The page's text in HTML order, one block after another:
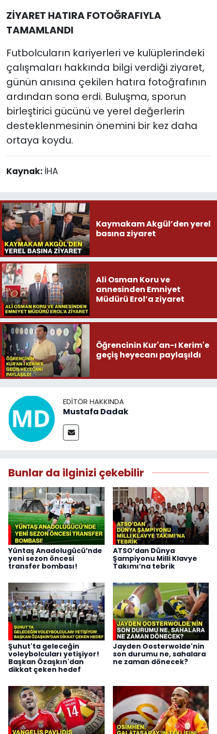
ZİYARET HATIRA FOTOĞRAFIYLA
TAMAMLANDI
Futbolcuların kariyerleri ve kulüplerindeki
çalışmaları hakkında bilgi verdiği ziyaret,
günün anısına çekilen hatıra fotoğrafının
ardından sona erdi. Buluşma, sporun
birleştirici gücünü ve yerel değerlerin
desteklenmesinin önemini bir kez daha
ortaya koydu.
Kaynak: İHA
Kaymakam Akgül’den yerel
basına ziyaret
Ali Osman Koru ve
annesinden Emniyet
Müdürü Erol’a ziyaret
Öğrencinin Kur'an-ı Kerim'e
geçiş heyecanı paylaşıldı
EDITÖR HAKKINDA
Mustafa Dadak
Bunlar da ilginizi çekebilir
Yüntaş Anadolugücü’nde
yeni sezon öncesi
transfer bombası!
ATSO’dan Dünya
Şampiyonu Milli Klavye
Takımı’na tebrik
Şuhut'ta geleceğin
voleybolcuları yetişiyor!
Başkan Özaşkın'dan
dikkat çeken hedef
Jayden Oosterwolde'nin
son durumu ne, sahalara
ne zaman dönecek?